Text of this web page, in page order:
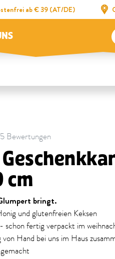
ab € 39 (AT/DE)
Bewertungen
cm
bringt.
und glutenfreien Keksen
schon fertig verpackt im
Hand bei uns im Haus